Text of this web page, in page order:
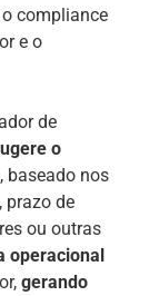
compliance
e o
de
o
, baseado nos
prazo de
ou outras
operacional
gerando